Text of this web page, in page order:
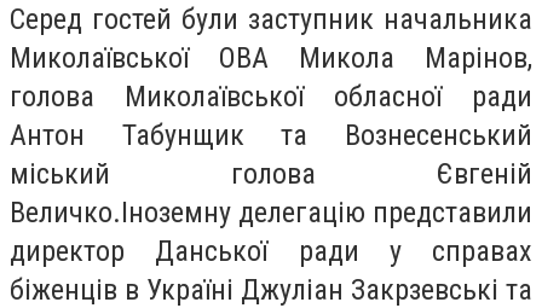
Серед гостей були заступник начальника
Миколаївської ОВА Микола Марінов,
голова Миколаївської обласної ради
Антон Табунщик та Вознесенський
міський голова Євгеній
Величко.Іноземну делегацію представили
директор Данської ради у справах
біженців в Україні Джуліан Закрзевські та